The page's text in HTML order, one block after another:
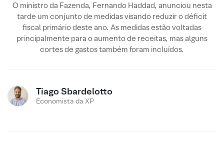
O ministro da Fazenda, Fernando Haddad, anunciou nesta
tarde um conjunto de medidas visando reduzir o déficit
fiscal primário deste ano. As medidas estão voltadas
principalmente para o aumento de receitas, mas alguns
cortes de gastos também foram incluídos.
Tiago Sbardelotto
Economista da XP